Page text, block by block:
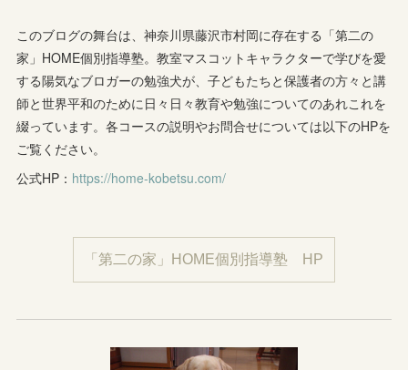
このブログの舞台は、神奈川県藤沢市村岡に存在する「第二の
家」HOME個別指導塾。教室マスコットキャラクターで学びを愛
する陽気なブロガーの勉強犬が、子どもたちと保護者の方々と講
師と世界平和のために日々日々教育や勉強についてのあれこれを
綴っています。各コースの説明やお問合せについては以下のHPを
ご覧ください。
公式HP： https://home-kobetsu.com/
「第二の家」HOME個別指導塾 HP